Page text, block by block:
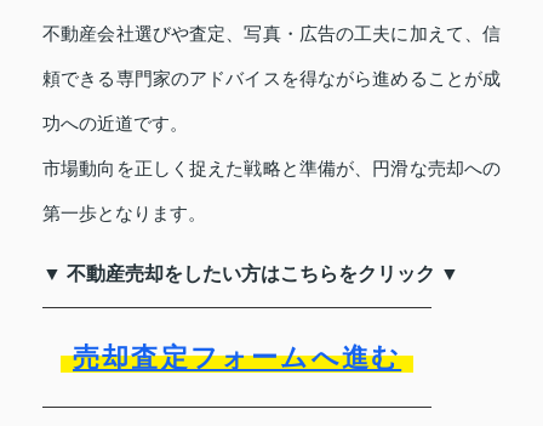
不動産会社選びや査定、写真・広告の工夫に加えて、信
頼できる専門家のアドバイスを得ながら進めることが成
功への近道です。
市場動向を正しく捉えた戦略と準備が、円滑な売却への
第一歩となります。
▼ 不動産売却をしたい方はこちらをクリック ▼
売却査定フォームへ進む